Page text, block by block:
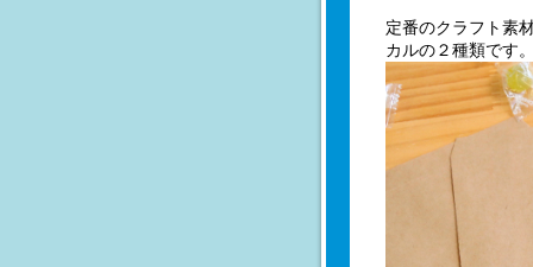
定番のクラフト素
カルの２種類です